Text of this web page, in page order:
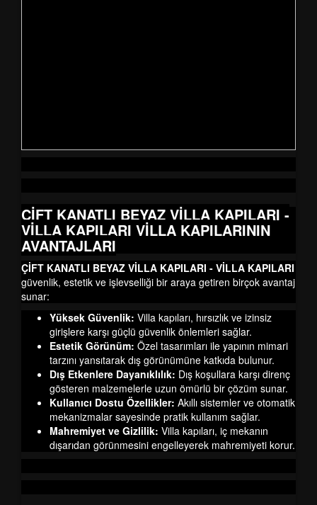
ÇİFT KANATLI BEYAZ VİLLA KAPILARI -
VİLLA KAPILARI VİLLA KAPILARININ
AVANTAJLARI
ÇİFT KANATLI BEYAZ VİLLA KAPILARI - VİLLA KAPILARI
güvenlik, estetik ve işlevselliği bir araya getiren birçok avantaj
sunar:
Yüksek Güvenlik: Villa kapıları, hırsızlık ve izinsiz
girişlere karşı güçlü güvenlik önlemleri sağlar.
Estetik Görünüm: Özel tasarımları ile yapının mimari
tarzını yansıtarak dış görünümüne katkıda bulunur.
Dış Etkenlere Dayanıklılık: Dış koşullara karşı direnç
gösteren malzemelerle uzun ömürlü bir çözüm sunar.
Kullanıcı Dostu Özellikler: Akıllı sistemler ve otomatik
mekanizmalar sayesinde pratik kullanım sağlar.
Mahremiyet ve Gizlilik: Villa kapıları, iç mekanın
dışarıdan görünmesini engelleyerek mahremiyeti korur.